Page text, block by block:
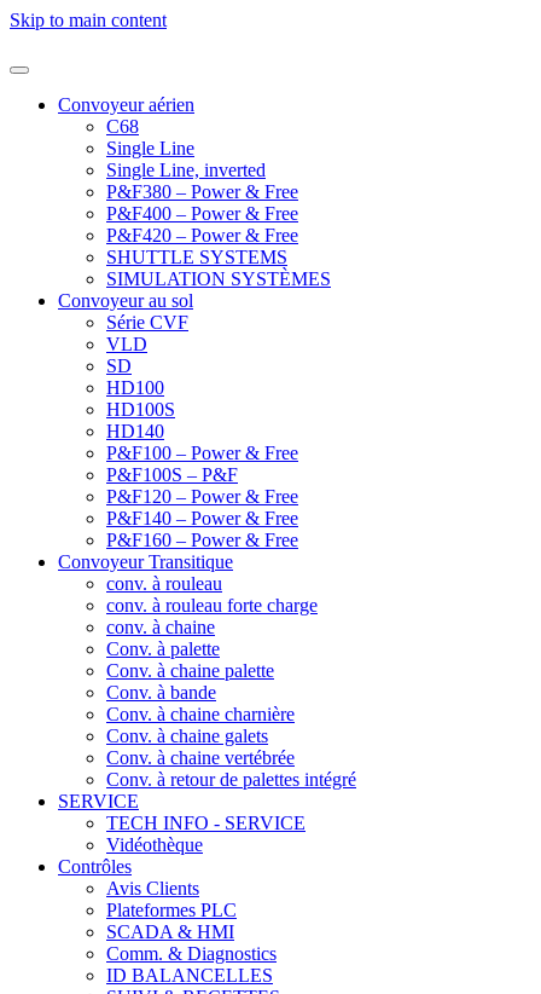
Skip to main content
Convoyeur aérien
C68
Single Line
Single Line, inverted
P&F380 – Power & Free
P&F400 – Power & Free
P&F420 – Power & Free
SHUTTLE SYSTEMS
SIMULATION SYSTÈMES
Convoyeur au sol
Série CVF
VLD
SD
HD100
HD100S
HD140
P&F100 – Power & Free
P&F100S – P&F
P&F120 – Power & Free
P&F140 – Power & Free
P&F160 – Power & Free
Convoyeur Transitique
conv. à rouleau
conv. à rouleau forte charge
conv. à chaine
Conv. à palette
Conv. à chaine palette
Conv. à bande
Conv. à chaine charnière
Conv. à chaine galets
Conv. à chaine vertébrée
Conv. à retour de palettes intégré
SERVICE
TECH INFO - SERVICE
Vidéothèque
Contrôles
Avis Clients
Plateformes PLC
SCADA & HMI
Comm. & Diagnostics
ID BALANCELLES